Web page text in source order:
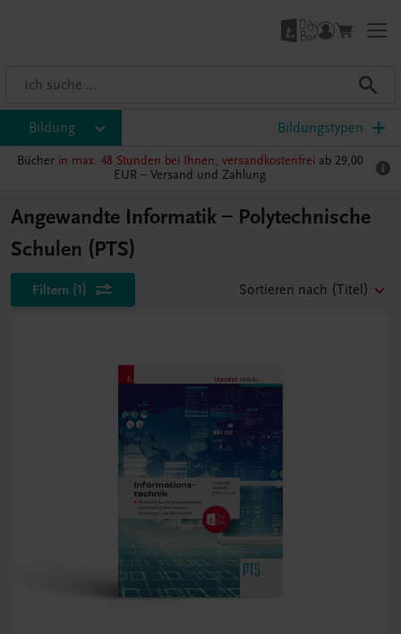
Bildung Bildungstypen
Bücher in max. 48 Stunden bei Ihnen, versandkostenfrei ab 29,00
EUR – Versand und Zahlung
Angewandte Informatik – Polytechnische
Schulen (PTS)
Filtern (1) Sortieren nach (Titel)